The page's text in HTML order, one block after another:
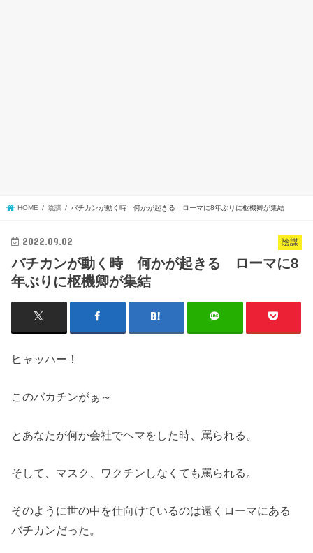
HOME 陰謀 バチカンが動く時 何かが起きる ローマに8年ぶりに枢機卿が集結
陰謀
2022.09.02
バチカンが動く時 何かが起きる ローマに8
年ぶりに枢機卿が集結
ヒャッハー！
このバカチンがぁ～
とあなたが何か会社でヘマをした時、罵られる。
そして、マスク、ワクチンしなくても罵られる。
そのように世の中を仕向けているのは遠くローマにある
バチカンだった。